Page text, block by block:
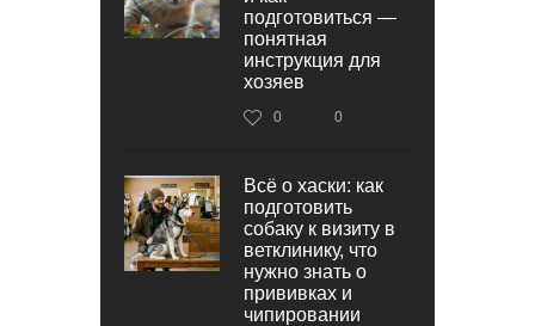
подготовиться —
понятная
инструкция для
хозяев
0 0
Всё о хаски: как
подготовить
собаку к визиту в
ветклинику, что
нужно знать о
прививках и
чипировании